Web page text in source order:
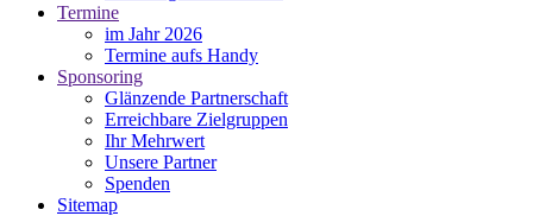
Termine
im Jahr 2026
Termine aufs Handy
Sponsoring
Glänzende Partnerschaft
Erreichbare Zielgruppen
Ihr Mehrwert
Unsere Partner
Spenden
Sitemap